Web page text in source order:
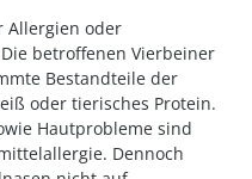
Allergien oder
betroffenen Vierbeiner
Bestandteile der
oder tierisches Protein.
Hautprobleme sind
Dennoch